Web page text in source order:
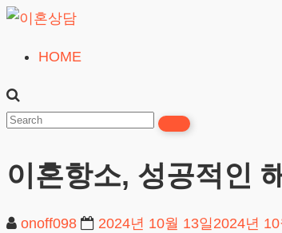
Skip
content
혼
상
24시간365일
HOME
이혼항소, 성공적인
onoff098 2024년 10월 13일 2024년